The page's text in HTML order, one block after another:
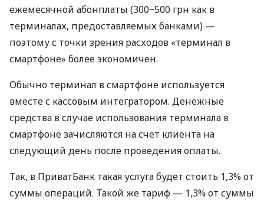
ежемесячной абонплаты (300−500 грн как в
терминалах, предоставляемых банками) —
поэтому с точки зрения расходов «терминал в
смартфоне» более экономичен.
Обычно терминал в смартфоне используется
вместе с кассовым интегратором. Денежные
средства в случае использования терминала в
смартфоне зачисляются на счет клиента на
следующий день после проведения оплаты.
Так, в ПриватБанк такая услуга будет стоить 1,3% от
суммы операций. Такой же тариф — 1,3% от суммы